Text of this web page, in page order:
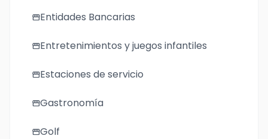
storefrontEntidades Bancarias
storefrontEntretenimientos y juegos infantiles
storefrontEstaciones de servicio
storefrontGastronomía
storefrontGolf